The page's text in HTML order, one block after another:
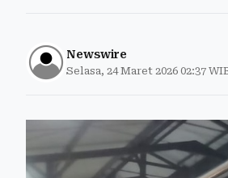
Newswire
Selasa, 24 Maret 2026 02:37